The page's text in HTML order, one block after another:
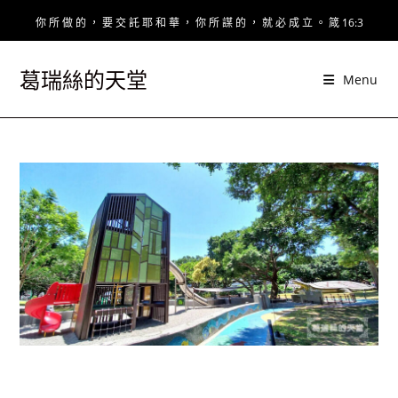
你 所 做 的 ， 要 交 託 耶 和 華 ， 你 所 謀 的 ， 就 必 成 立 。 箴 16:3
葛瑞絲的天堂 Menu